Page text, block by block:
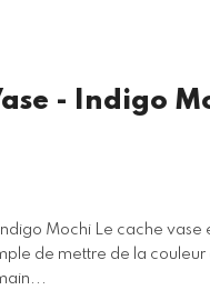
- Indigo
Mochi Le cache vase
de mettre de la couleur